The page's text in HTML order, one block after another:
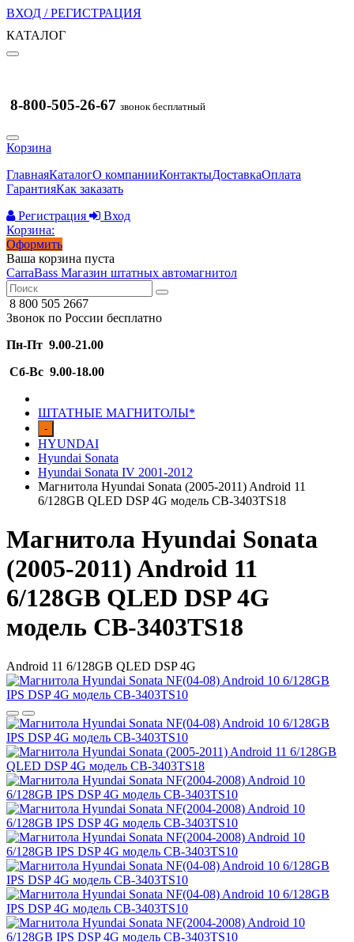
ВХОД / РЕГИСТРАЦИЯ
КАТАЛОГ
8-800-505-26-67 звонок бесплатный
Корзина
ГлавнаяКаталогО компанииКонтактыДоставкаОплата
ГарантияКак заказать
Регистрация
Вход
Корзина:
Оформить
Ваша корзина пуста
CarraBass Магазин штатных автомагнитол
8 800 505 2667
Звонок по России бесплатно
Пн-Пт 9.00-21.00
Сб-Вс 9.00-18.00
ШТАТНЫЕ МАГНИТОЛЫ*
-
HYUNDAI
Hyundai Sonata
Hyundai Sonata IV 2001-2012
Магнитола Hyundai Sonata (2005-2011) Android 11
6/128GB QLED DSP 4G модель CB-3403TS18
Магнитола Hyundai Sonata
(2005-2011) Android 11
6/128GB QLED DSP 4G
модель CB-3403TS18
Android 11 6/128GB QLED DSP 4G